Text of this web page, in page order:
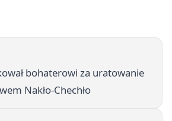
bohaterowi za uratowanie
Nakło-Chechło